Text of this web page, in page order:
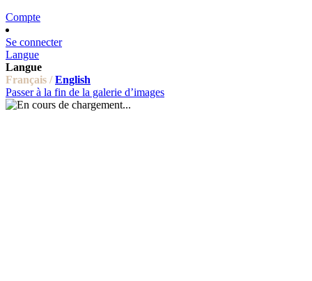
Compte
Se connecter
Langue
Langue
Français / English
Passer à la fin de la galerie d’images